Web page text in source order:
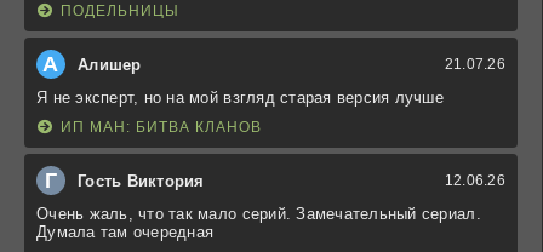
ПОДЕЛЬНИЦЫ
А Алишер 21.07.26
Я не эксперт, но на мой взгляд старая версия лучше
ИП МАН: БИТВА КЛАНОВ
Г Гость Виктория 12.06.26
Очень жаль, что так мало серий. Замечательный сериал.
Думала там очередная